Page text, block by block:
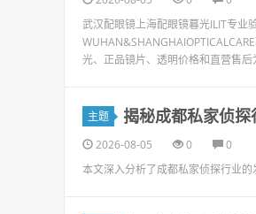
武汉配眼镜上海配眼镜暮光ILIT专业
光、正品镜片、透明价格和直营售
主题 揭秘成都私家侦
2026-08-05 0
0
本文深入分析了成都私家侦探行业